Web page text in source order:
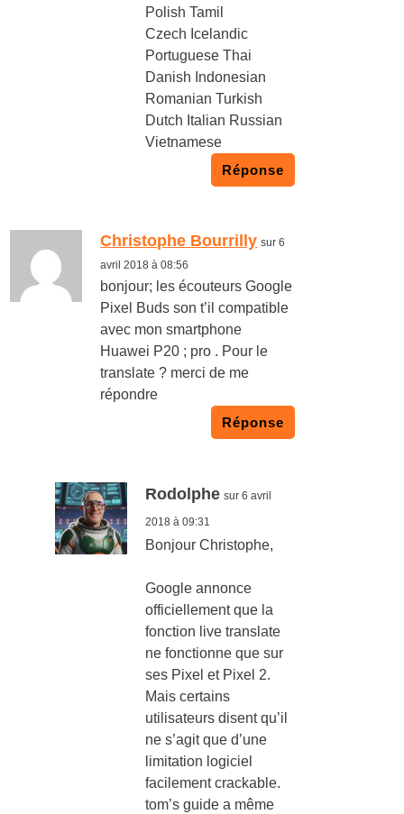
Polish Tamil
Czech Icelandic
Portuguese Thai
Danish Indonesian
Romanian Turkish
Dutch Italian Russian
Vietnamese
Réponse
Christophe Bourrilly sur 6
avril 2018 à 08:56
bonjour; les écouteurs Google
Pixel Buds son t’il compatible
avec mon smartphone
Huawei P20 ; pro . Pour le
translate ? merci de me
répondre
Réponse
Rodolphe sur 6 avril
2018 à 09:31
Bonjour Christophe,
Google annonce
officiellement que la
fonction live translate
ne fonctionne que sur
ses Pixel et Pixel 2.
Mais certains
utilisateurs disent qu’il
ne s’agit que d’une
limitation logiciel
facilement crackable.
tom’s guide a même